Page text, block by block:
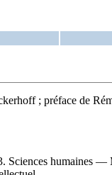
; préface de
Sciences humaines